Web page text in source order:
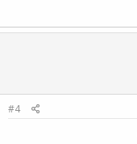
#4